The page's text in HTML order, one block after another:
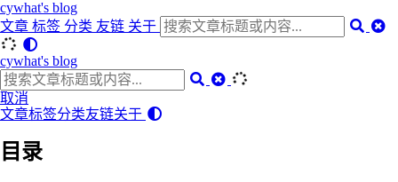
cywhat's blog
文章 标签 分类 友链 关于
cywhat's blog
取消
文章标签分类友链关于
目录